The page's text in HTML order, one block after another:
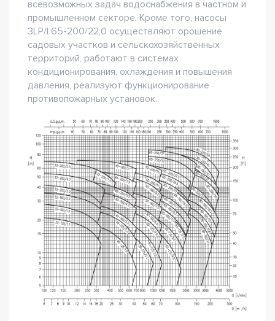
всевозможных задач водоснабжения в частном и
промышленном секторе. Кроме того, насосы
3LP/I 65-200/22,0 осуществляют орошение
садовых участков и сельскохозяйственных
территорий, работают в системах
кондиционирования, охлаждения и повышения
давления, реализуют функционирование
противопожарных установок.